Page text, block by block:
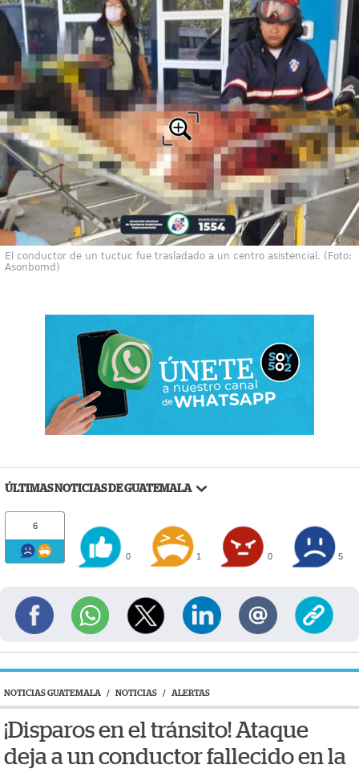
El conductor de un tuctuc fue trasladado a un centro asistencial. (Foto:
Asonbomd)
ÚLTIMAS NOTICIAS DE GUATEMALA
6
0 1 0 5
NOTICIAS GUATEMALA / NOTICIAS / ALERTAS
¡Disparos en el tránsito! Ataque
deja a un conductor fallecido en la